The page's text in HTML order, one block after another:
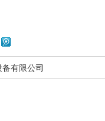
有限公司